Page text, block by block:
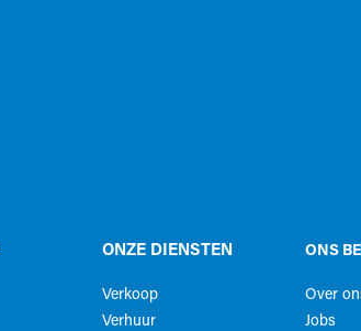
ONZE DIENSTEN
Verkoop
Verhuur
ONS
Over
Jobs